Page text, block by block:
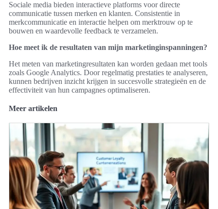
Sociale media bieden interactieve platforms voor directe
communicatie tussen merken en klanten. Consistentie in
merkcommunicatie en interactie helpen om merktrouw op te
bouwen en waardevolle feedback te verzamelen.
Hoe meet ik de resultaten van mijn marketinginspanningen?
Het meten van marketingresultaten kan worden gedaan met tools
zoals Google Analytics. Door regelmatig prestaties te analyseren,
kunnen bedrijven inzicht krijgen in succesvolle strategieën en de
effectiviteit van hun campagnes optimaliseren.
Meer artikelen